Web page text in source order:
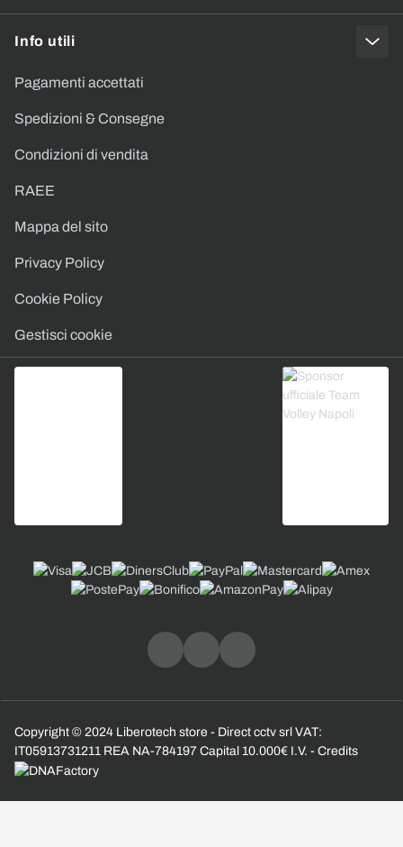
Info utili
Pagamenti accettati
Spedizioni & Consegne
Condizioni di vendita
RAEE
Mappa del sito
Privacy Policy
Cookie Policy
Gestisci cookie
Copyright © 2024 Liberotech store - Direct cctv srl VAT:
IT05913731211 REA NA-784197 Capital 10.000€ I.V. - Credits